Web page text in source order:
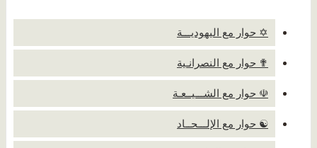
✡ حوار مع اليهوديـــة
✟ حوار مع النصرانـية
☫ حوار مع الشـــيــعـة
☯ حوار مع الإلـــحــاد